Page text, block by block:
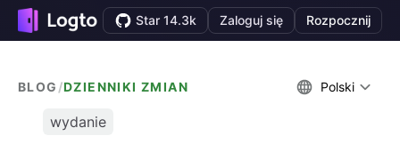
Star 14.3k Zaloguj się Rozpocznij
BLOG /DZIENNIKI ZMIAN Polski
wydanie